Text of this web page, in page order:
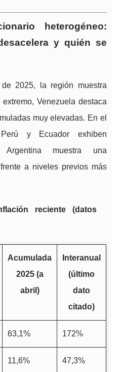
heterogéneo:
y quién se
2025, la región muestra
Venezuela destaca
muy elevadas. En el
y Ecuador exhiben
muestra una
a niveles previos más
reciente (datos
Acumulada
2025 (a
abril)
Interanual
(último
dato
citado)
63,1% 172%
11,6% 47,3%